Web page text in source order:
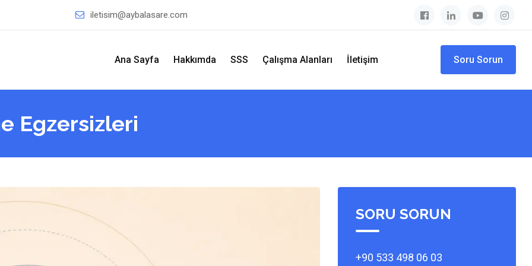
iletisim@aybalasare.com
Ana Sayfa Hakkımda SSS Çalışma Alanları İletişim Soru Sorun
Egzersizleri
SORU SORUN
+90 533 498 06 03